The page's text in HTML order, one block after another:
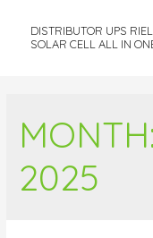
DISTRIBUTOR UPS
SOLAR CELL ALL IN
MONTH:
2025